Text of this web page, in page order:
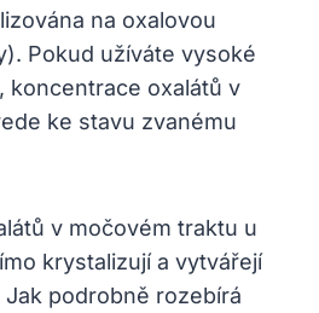
na oxalovou
Pokud užíváte vysoké
koncentrace oxalátů v
ke stavu zvanému
v močovém traktu u
krystalizují a vytvářejí
podrobně rozebírá